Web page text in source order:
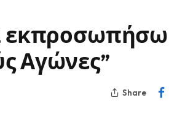
εκπροσωπήσω
Αγώνες”
Share